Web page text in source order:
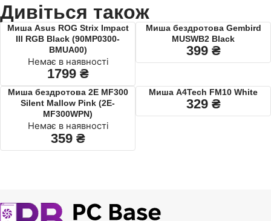
Дивіться також
Миша Asus ROG Strix Impact
III RGB Black (90MP0300-
BMUA00)
Немає в наявності
1799 ₴
Миша бездротова Gembird
MUSWB2 Black
399 ₴
Миша бездротова 2E MF300
Silent Mallow Pink (2E-
MF300WPN)
Немає в наявності
359 ₴
Миша A4Tech FM10 White
329 ₴